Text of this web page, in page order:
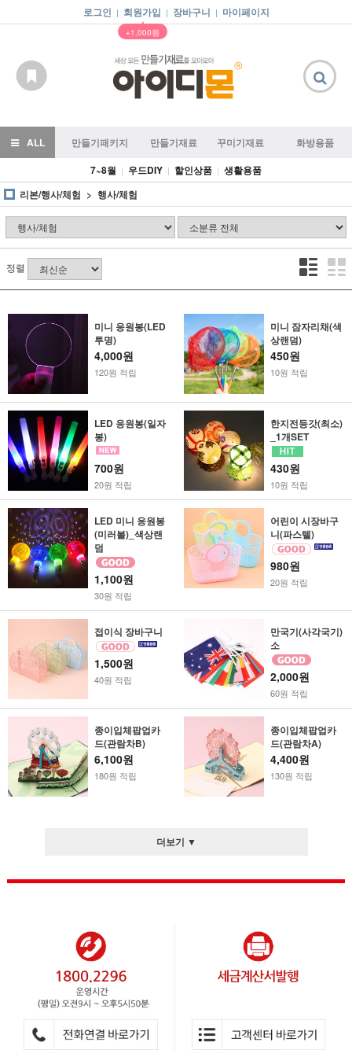
로그인 | 회원가입 |
▲
+1,000원
장바구니 | 마이페이지
ALL 만들기패키지 만들기재료 꾸미기재료
화방용품
7~8월 | 우드DIY | 할인상품 | 생활용품
리본/행사/체험
행사/체험
정렬
미니 응원봉(LED
투명)
4,000원
120원 적립
미니 잠자리채(색
상랜덤)
450원
10원 적립
LED 응원봉(일자
봉)
700원
20원 적립
한지전등갓(최소)
_1개SET
430원
10원 적립
LED 미니 응원봉
(미러볼)_색상랜
덤
1,100원
30원 적립
어린이 시장바구
니(파스텔)
980원
20원 적립
접이식 장바구니
1,500원
40원 적립
만국기(사각국기)
소
2,000원
60원 적립
종이입체팝업카
드(관람차B)
6,100원
180원 적립
종이입체팝업카
드(관람차A)
4,400원
130원 적립
더보기 ▼